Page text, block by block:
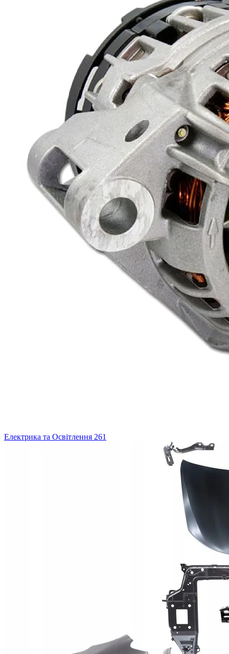
Електрика та Освітлення 261